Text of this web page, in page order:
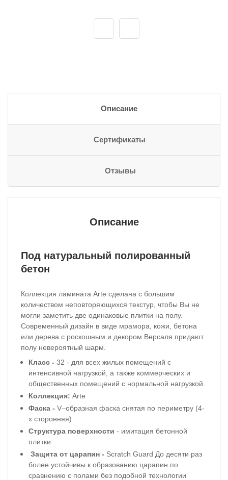
Описание
Сертификаты
Отзывы
Описание
Под натуральный полированный
бетон
Коллекция ламината Arte сделана с большим
количеством неповторяющихся текстур, чтобы Вы не
могли заметить две одинаковые плитки на полу.
Современный дизайн в виде мрамора, кожи, бетона
или дерева с роскошным и декором Версаля придают
полу невероятный шарм.
Класс - 32 - для всех жилых помещений с
интенсивной нагрузкой, а также коммерческих и
общественных помещений с нормальной нагрузкой.
Коллекция: Arte
Фаска - V–образная фаска снятая по периметру (4-
х сторонняя)
Структура поверхности - имитация бетонной
плитки
Защита от царапин - Scratch Guard До десяти раз
более устойчивы к образованию царапин по
сравнению с полами без подобной технологии